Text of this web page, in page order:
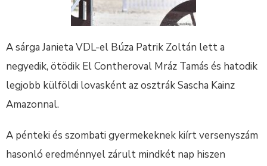
A sárga Janieta VDL-el Búza Patrik Zoltán lett a
negyedik, ötödik El Contheroval Mráz Tamás és hatodik
legjobb külföldi lovasként az osztrák Sascha Kainz
Amazonnal.
A pénteki és szombati gyermekeknek kiírt versenyszám
hasonló eredménnyel zárult mindkét nap hiszen